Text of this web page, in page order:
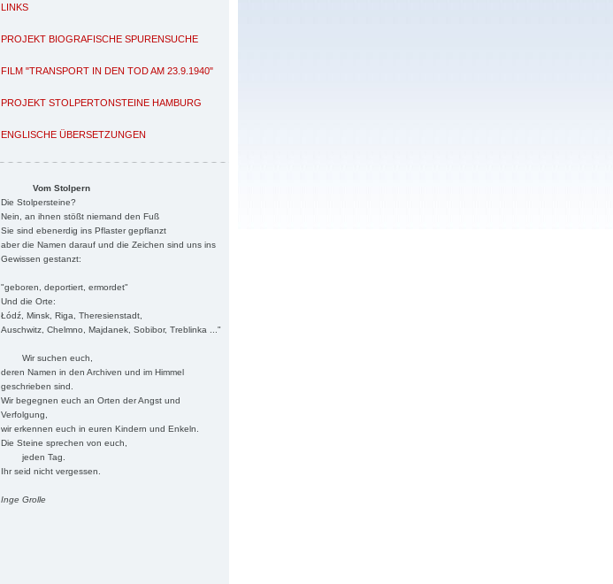
LINKS
PROJEKT BIOGRAFISCHE SPURENSUCHE
FILM "TRANSPORT IN DEN TOD AM 23.9.1940"
PROJEKT STOLPERTONSTEINE HAMBURG
ENGLISCHE ÜBERSETZUNGEN
Vom Stolpern
Die Stolpersteine?
Nein, an ihnen stößt niemand den Fuß
Sie sind ebenerdig ins Pflaster gepflanzt
aber die Namen darauf und die Zeichen sind uns ins
Gewissen gestanzt:
"geboren, deportiert, ermordet"
Und die Orte:
Łódź, Minsk, Riga, Theresienstadt,
Auschwitz, Chelmno, Majdanek, Sobibor, Treblinka ..."
Wir suchen euch,
deren Namen in den Archiven und im Himmel
geschrieben sind.
Wir begegnen euch an Orten der Angst und
Verfolgung,
wir erkennen euch in euren Kindern und Enkeln.
Die Steine sprechen von euch,
jeden Tag.
Ihr seid nicht vergessen.
Inge Grolle